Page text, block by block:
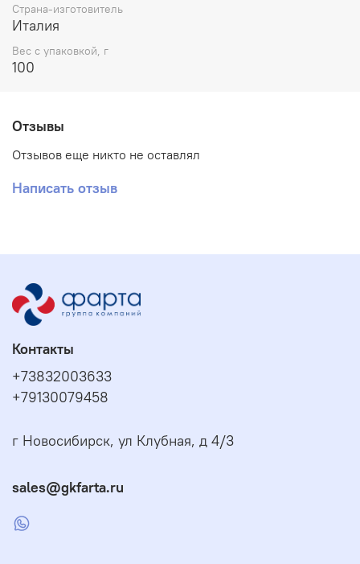
Страна-изготовитель
Италия
Вес с упаковкой, г
100
Отзывы
Отзывов еще никто не оставлял
Написать отзыв
Контакты
+73832003633
+79130079458
г Новосибирск, ул Клубная, д 4/3
sales@gkfarta.ru